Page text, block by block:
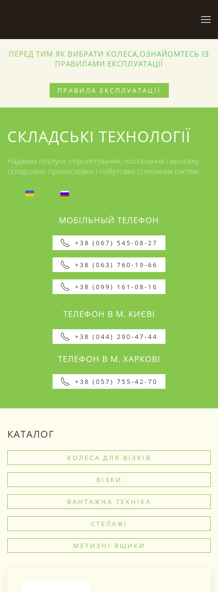
ПЕРЕД ТИМ ЯК ВИБРАТИ КОЛЕСА,ОЗНАЙОМТЕСЬ ІЗ
ПРАВИЛАМИ ЕКСПЛУАТАЦІЇ
ПРАВИЛА ЕКСПЛУАТАЦІЇ
СКЛАДСЬКІ ТЕХНОЛОГІЇ
Надаємо послуги з проектування, постачання і монтажу
складських, промислових і побутових стелажних систем.
МОБІЛЬНЫЙ ТЕЛЕФОН
+38 (067) 545-08-27
+38 (063) 760-19-66
+38 (099) 161-08-16
ТЕЛЕФОН В М. КИЄВІ
+38 (044) 290-47-44
ТЕЛЕФОН В М. ХАРКОВІ
+38 (057) 755-42-70
КАТАЛОГ
КОЛЕСА ДЛЯ ВІЗКІВ
ВІЗКИ
ВАНТАЖНА ТЕХНІКА
СТЕЛАЖІ
МЕТИЗНІ ЯЩИКИ